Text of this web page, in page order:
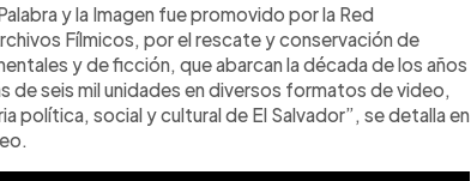
y la Imagen fue promovido por la Red
Fílmicos, por el rescate y conservación de
y de ficción, que abarcan la década de los años
de seis mil unidades en diversos formatos de video,
política, social y cultural de El Salvador”, se detalla en